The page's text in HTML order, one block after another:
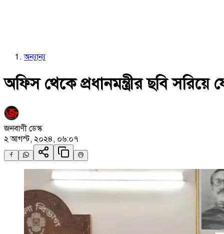
অন্যান্য
অফিস থেকে প্রধানমন্ত্রীর ছবি
জনবাণী ডেস্ক
২ আগস্ট, ২০২৪, ০৬:০৭